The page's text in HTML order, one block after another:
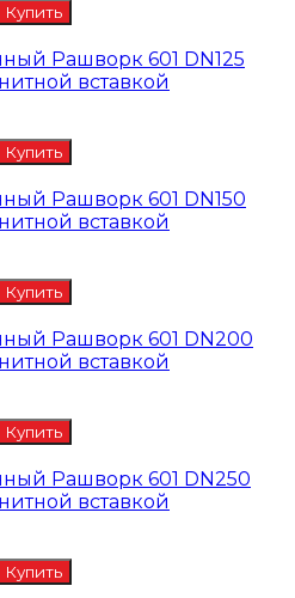
Рашворк 601 DN125
вставкой
Рашворк 601 DN150
вставкой
Рашворк 601 DN200
вставкой
Рашворк 601 DN250
вставкой